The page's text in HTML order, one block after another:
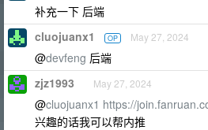
补充一下 后端
cluojuanx1 OP May 27, 2024
@devfeng 后端
zjz1993 May 27, 2024
@cluojuanx1 https://
兴趣的话我可以帮内推